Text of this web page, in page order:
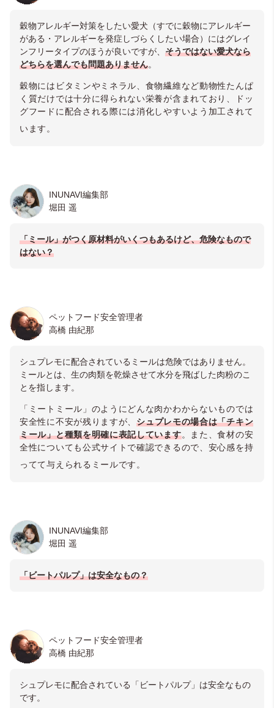
穀物アレルギー対策をしたい愛犬（すでに穀物にアレルギー
がある・アレルギーを発症しづらくしたい場合）にはグレイ
ンフリータイプのほうが良いですが、 そうではない愛犬なら
どちらを選んでも問題ありません。
穀物にはビタミンやミネラル、食物繊維など動物性たんぱ
く質だけでは十分に得られない栄養が含まれており、ドッ
グフードに配合される際には消化しやすいよう加工されて
います。
INUNAVI編集部
堀田 遥
「ミール」がつく原材料がいくつもあるけど、危険なもので
はない？
ペットフード安全管理者
高橋 由紀那
シュプレモに配合されているミールは危険ではありません。
ミールとは、生の肉類を乾燥させて水分を飛ばした肉粉のこ
とを指します。
「ミートミール」のようにどんな肉かわからないものでは
安全性に不安が残りますが、シュプレモの場合は「チキン
ミール」と種類を明確に表記しています。また、食材の安
全性についても公式サイトで確認できるので、安心感を持
ってて与えられるミールです。
INUNAVI編集部
堀田 遥
「ビートパルプ」は安全なもの？
ペットフード安全管理者
高橋 由紀那
シュプレモに配合されている「ビートパルプ」は安全なもの
です。